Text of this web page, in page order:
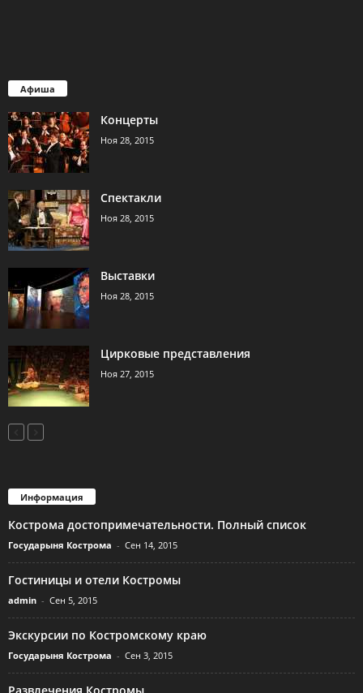
Афиша
Концерты
Ноя 28, 2015
Спектакли
Ноя 28, 2015
Выставки
Ноя 28, 2015
Цирковые представления
Ноя 27, 2015
Информация
Кострома достопримечательности. Полный список
Государыня Кострома - Сен 14, 2015
Гостиницы и отели Костромы
admin - Сен 5, 2015
Экскурсии по Костромскому краю
Государыня Кострома - Сен 3, 2015